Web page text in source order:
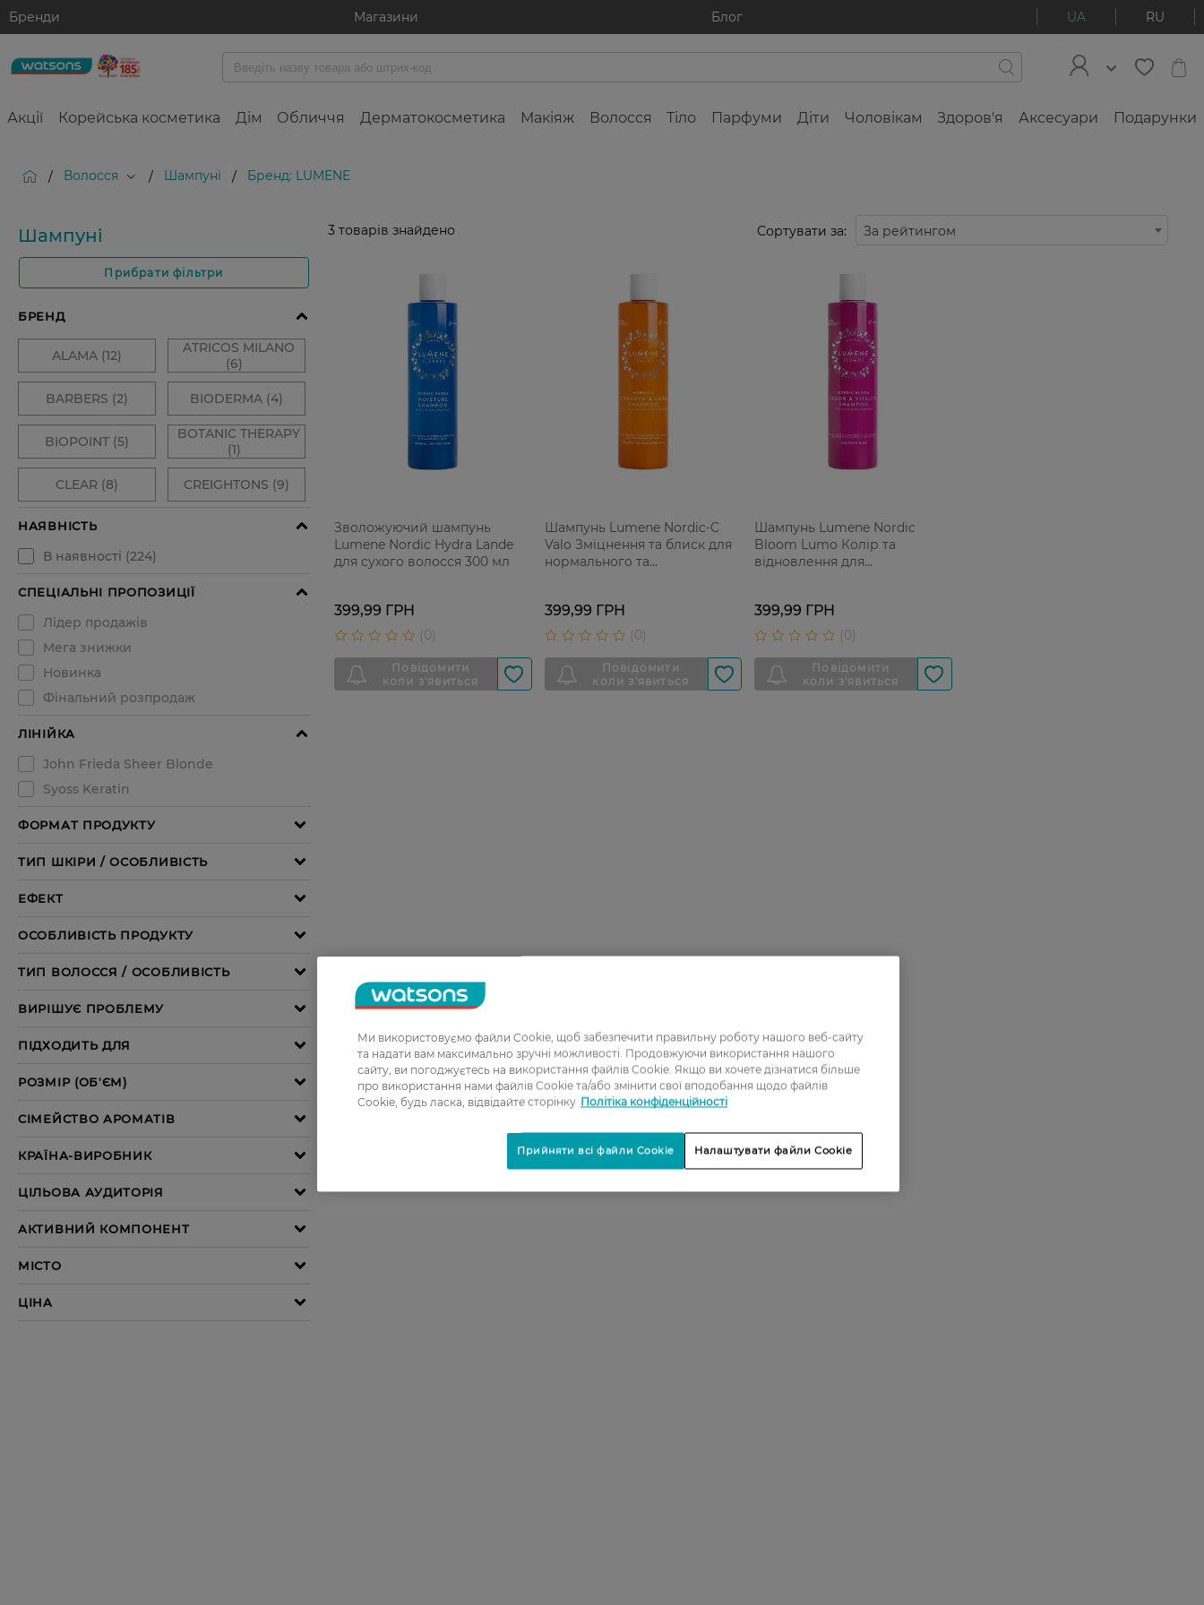
Бренди Магазини Блог UA RU
Акції Корейська косметика Дім Обличчя Дерматокосметика Макіяж Волосся Тіло Парфуми Діти Чоловікам Здоров'я Аксесуари Подарунки
/ Волосся / Шампуні / Бренд: LUMENE
Шампуні
Прибрати фільтри
3 товарів знайдено Сортувати за: За рейтингом
Зволожуючий шампунь
Lumene Nordic Hydra Lande
для сухого волосся 300 мл
399,99 ГРН
Шампунь Lumene Nordic-C
Valo Зміцнення та блиск для
нормального та
399,99 ГРН
Шампунь Lumene Nordic
Bloom Lumo Колір та
відновлення для
399,99 ГРН
Ми використовуємо файли Cookie, щоб забезпечити правильну роботу нашого веб-сайту
та надати вам максимально зручні можливості. Продовжуючи використання нашого
сайту, ви погоджуєтесь на використання файлів Cookie. Якщо ви хочете дізнатися більше
про використання нами файлів Cookie та/або змінити свої вподобання щодо файлів
Cookie, будь ласка, відвідайте сторінку Політіка конфіденційності
Налаштувати файли Cookie
Прийняти всі файли Cookie